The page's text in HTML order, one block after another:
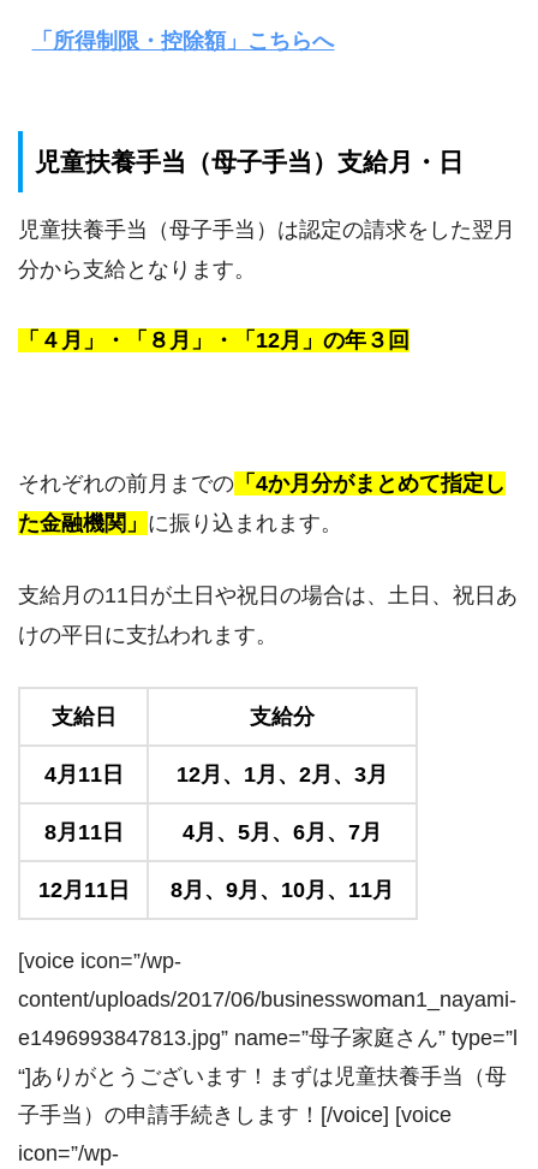
「所得制限・控除額」こちらへ
児童扶養手当（母子手当）支給月・日
児童扶養手当（母子手当）は認定の請求をした翌月
分から支給となります。
「４月」・「８月」・「12月」の年３回
それぞれの前月までの 「4か月分がまとめて指定し
た金融機関」 に振り込まれます。
支給月の11日が土日や祝日の場合は、土日、祝日あ
けの平日に支払われます。
支給日 支給分
4月11日 12月、1月、2月、3月
8月11日 4月、5月、6月、7月
12月11日 8月、9月、10月、11月
[voice icon=”/wp-
content/uploads/2017/06/businesswoman1_nayami-
e1496993847813.jpg” name=”母子家庭さん” type=”l
“]ありがとうございます！まずは児童扶養手当（母
子手当）の申請手続きします！[/voice] [voice
icon=”/wp-